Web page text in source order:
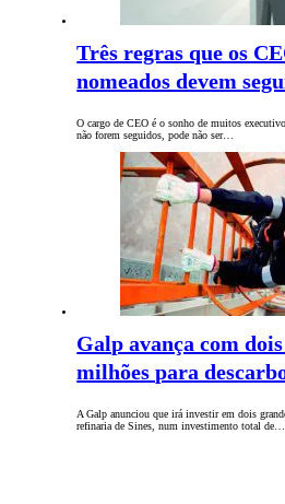
Três regras que os
nomeados devem
O cargo de CEO é o sonho de muitos
não forem seguidos, pode não ser…
Galp avança com
milhões para
A Galp anunciou que irá investir em dois
refinaria de Sines, num investimento total de…